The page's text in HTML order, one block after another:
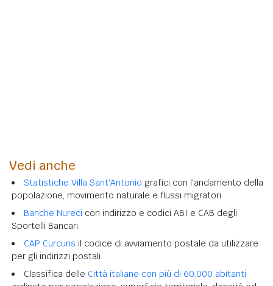
Vedi anche
Statistiche Villa Sant'Antonio grafici con l'andamento della
popolazione, movimento naturale e flussi migratori.
Banche Nureci con indirizzo e codici ABI e CAB degli
Sportelli Bancari.
CAP Curcuris il codice di avviamento postale da utilizzare
per gli indirizzi postali.
Classifica delle Città italiane con più di 60.000 abitanti